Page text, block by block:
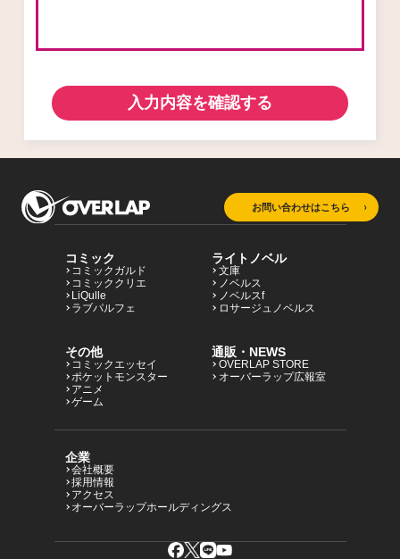
入力内容を確認する
お問い合わせはこちら
コミック
コミックガルド
コミッククリエ
LiQulle
ラブパルフェ
ライトノベル
文庫
ノベルス
ノベルスf
ロサージュノベルス
その他
コミックエッセイ
ポケットモンスター
アニメ
ゲーム
通販・NEWS
OVERLAP STORE
オーバーラップ広報室
企業
会社概要
採用情報
アクセス
オーバーラップホールディングス